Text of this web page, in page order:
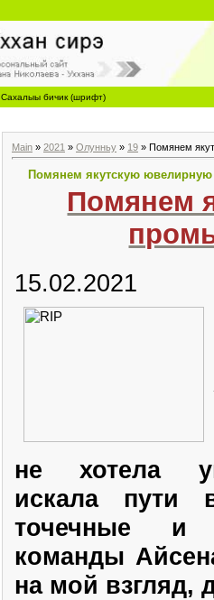
Сахалыы бичик (шрифт)
Main » 2021 » Олунньу » 19 » Помянем
Помянем якутскую
Помянем
15.02.2021
не хотела
искала пути
точечные и
команды
на мой взгляд,